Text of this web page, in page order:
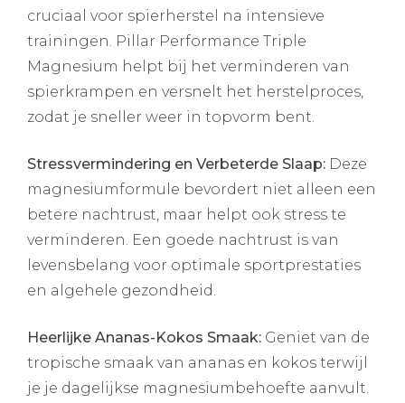
cruciaal voor spierherstel na intensieve
trainingen. Pillar Performance Triple
Magnesium helpt bij het verminderen van
spierkrampen en versnelt het herstelproces,
zodat je sneller weer in topvorm bent.
Stressvermindering en Verbeterde Slaap: Deze
magnesiumformule bevordert niet alleen een
betere nachtrust, maar helpt ook stress te
verminderen. Een goede nachtrust is van
levensbelang voor optimale sportprestaties
en algehele gezondheid.
Heerlijke Ananas-Kokos Smaak: Geniet van de
tropische smaak van ananas en kokos terwijl
je je dagelijkse magnesiumbehoefte aanvult.